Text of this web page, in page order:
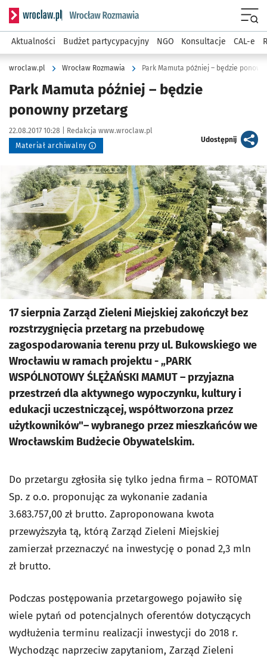
Serwis informacyjny wroclaw.pl podserwis: Rozmawia
Aktualności Budżet partycypacyjny NGO Konsultacje CAL-e
wroclaw.pl Wrocław Rozmawia Park Mamuta później – będzie
Park Mamuta później – będzie
ponowny przetarg
Data publikacji:
22.08.2017 10:28 | Autor:
Redakcja www.wroclaw.pl
Materiał archiwalny
Udostępnijartykuł
Kliknij, aby powiększyć
17 sierpnia Zarząd Zieleni Miejskiej zakończył bez
rozstrzygnięcia przetarg na przebudowę
zagospodarowania terenu przy ul. Bukowskiego we
Wrocławiu w ramach projektu - „PARK
WSPÓLNOTOWY ŚLĘŻAŃSKI MAMUT – przyjazna
przestrzeń dla aktywnego wypoczynku, kultury i
edukacji uczestniczącej, współtworzona przez
użytkowników"– wybranego przez mieszkańców we
Wrocławskim Budżecie Obywatelskim.
Do przetargu zgłosiła się tylko jedna firma – ROTOMAT
Sp. z o.o. proponując za wykonanie zadania
3.683.757,00 zł brutto. Zaproponowana kwota
przewyższyła tą, którą Zarząd Zieleni Miejskiej
zamierzał przeznaczyć na inwestycję o ponad 2,3 mln
zł brutto.
Podczas postępowania przetargowego pojawiło się
wiele pytań od potencjalnych oferentów dotyczących
wydłużenia terminu realizacji inwestycji do 2018 r.
Wychodząc naprzeciw zapytaniom, Zarząd Zieleni